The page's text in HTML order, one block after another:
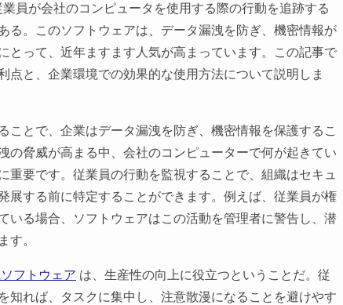
員が会社のコンピュータを使用する際の行動を追跡する
る。このソフトウェアは、データ漏洩を防ぎ、機密情報が
とって、近年ますます人気が高まっています。この記事で
点と、企業環境での効果的な使用方法について説明しま
ことで、企業はデータ漏洩を防ぎ、機密情報を保護するこ
の脅威が高まる中、会社のコンピューターで何が起きてい
重要です。従業員の行動を監視することで、組織はセキュ
展する前に特定することができます。例えば、従業員が権
いる場合、ソフトウェアはこの活動を管理者に警告し、潜
す。
フトウェア は、生産性の向上に役立つということだ。従
知れば、タスクに集中し、注意散漫になることを避けやす